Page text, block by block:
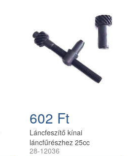
602 Ft
Láncfeszítő kínai
láncfűrészhez 25cc
28-12036